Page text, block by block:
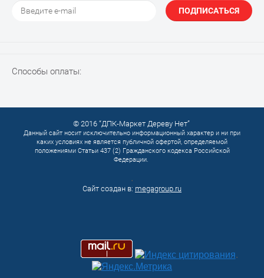
ПОДПИСАТЬСЯ
Способы оплаты:
© 2016 “ДПК-Маркет Дереву Нет”
Данный сайт носит исключительно информационный характер и ни при
каких условиях не является публичной офертой, определяемой
положениями Статьи 437 (2) Гражданского кодекса Российской
Федерации.
.
Сайт создан в: megagroup.ru
.